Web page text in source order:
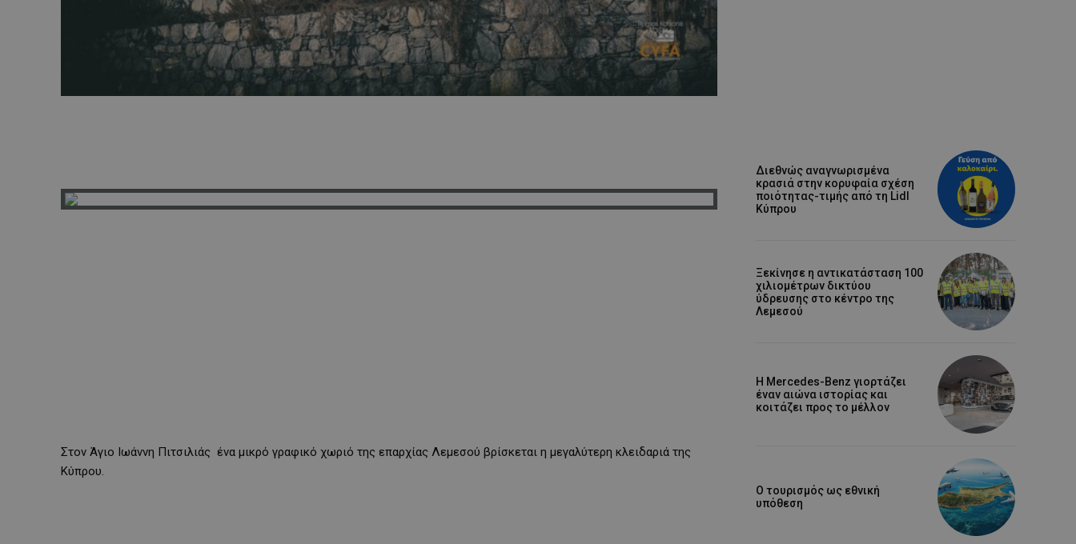
Στον Άγιο Ιωάννη Πιτσιλιάς ένα μικρό γραφικό χωριό της επαρχίας Λεμεσού βρίσκεται η μεγαλύτερη κλειδαριά της
Κύπρου.
Διεθνώς αναγνωρισμένα
κρασιά στην κορυφαία σχέση
ποιότητας-τιμής από τη Lidl
Κύπρου
Ξεκίνησε η αντικατάσταση 100
χιλιομέτρων δικτύου
ύδρευσης στο κέντρο της
Λεμεσού
Η Mercedes-Benz γιορτάζει
έναν αιώνα ιστορίας και
κοιτάζει προς το μέλλον
Ο τουρισμός ως εθνική
υπόθεση